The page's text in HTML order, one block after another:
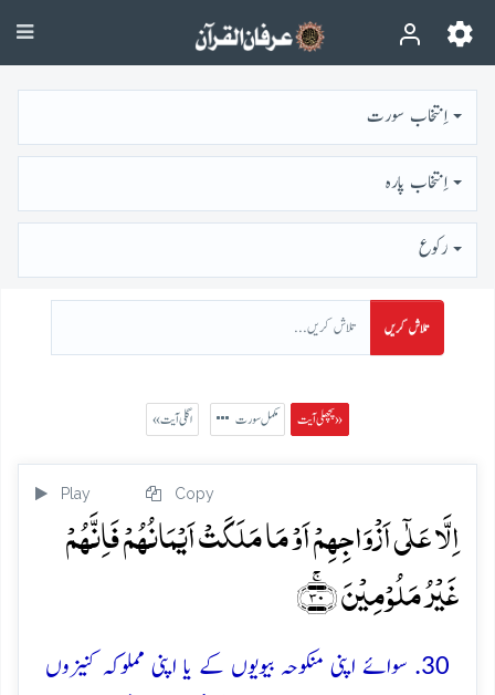
اِنتخاب سورت
اِنتخاب پارہ
رُكوع
تلاش کریں
پچھلی آیت » مکمل سورت « اگلی آیت
Play Copy
اِلَّا عَلٰۤی اَزۡوَاجِہِمۡ اَوۡ مَا مَلَکَتۡ اَیۡمَانُہُمۡ فَاِنَّہُمۡ
غَیۡرُ مَلُوۡمِیۡنَ ﴿ۚ۳۰﴾
30. سوائے اپنی منکوحہ بیویوں کے یا اپنی مملوکہ کنیزوں